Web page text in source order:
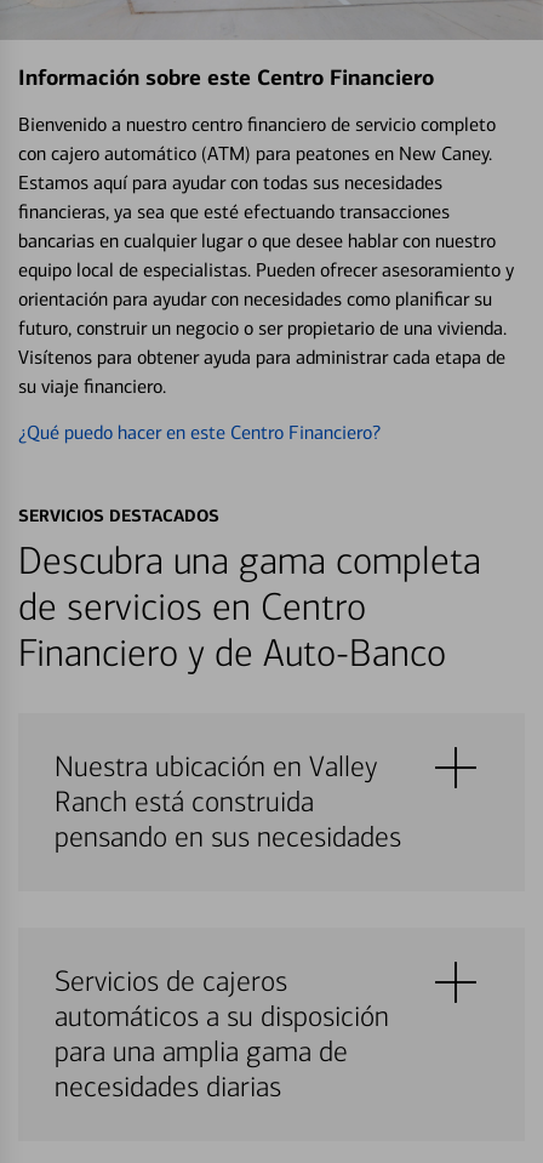
Información sobre este Centro Financiero
Bienvenido a nuestro centro financiero de servicio completo
con cajero automático (ATM) para peatones en New Caney.
Estamos aquí para ayudar con todas sus necesidades
financieras, ya sea que esté efectuando transacciones
bancarias en cualquier lugar o que desee hablar con nuestro
equipo local de especialistas. Pueden ofrecer asesoramiento y
orientación para ayudar con necesidades como planificar su
futuro, construir un negocio o ser propietario de una vivienda.
Visítenos para obtener ayuda para administrar cada etapa de
su viaje financiero.
¿Qué puedo hacer en este Centro Financiero?
SERVICIOS DESTACADOS
Descubra una gama completa
de servicios en Centro
Financiero y de Auto-Banco
Nuestra ubicación en Valley
Ranch está construida
pensando en sus necesidades
Servicios de cajeros
automáticos a su disposición
para una amplia gama de
necesidades diarias